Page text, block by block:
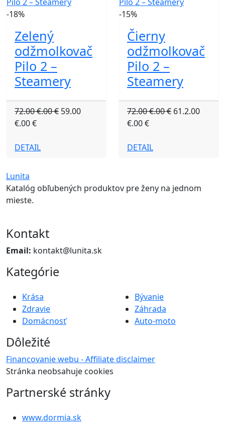
-18%
Zelený
odžmolkovač
Pilo 2 –
Steamery
72.00 €.00 € 59.00
€.00 €
DETAIL
-15%
Čierny
odžmolkovač
Pilo 2 –
Steamery
72.00 €.00 € 61.2.00
€.00 €
DETAIL
Lunita
Katalóg obľubených produktov pre ženy na jednom
mieste.
Kontakt
Email: kontakt@lunita.sk
Kategórie
Krása
Zdravie
Domácnosť
Bývanie
Záhrada
Auto-moto
Dôležité
Financovanie webu - Affiliate disclaimer
Stránka neobsahuje cookies
Partnerské stránky
www.dormia.sk